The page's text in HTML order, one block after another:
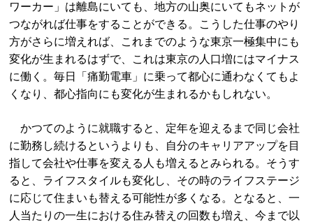
ワーカー」は離島にいても、地方の山奥にいてもネットが
つながれば仕事をすることができる。こうした仕事のやり
方がさらに増えれば、これまでのような東京一極集中にも
変化が生まれるはずで、これは東京の人口増にはマイナス
に働く。毎日「痛勤電車」に乗って都心に通わなくてもよ
くなり、都心指向にも変化が生まれるかもしれない。
かつてのように就職すると、定年を迎えるまで同じ会社
に勤務し続けるというよりも、自分のキャリアアップを目
指して会社や仕事を変える人も増えるとみられる。そうす
ると、ライフスタイルも変化し、その時のライフステージ
に応じて住まいも替える可能性が多くなる。となると、一
人当たりの一生における住み替えの回数も増え、今まで以